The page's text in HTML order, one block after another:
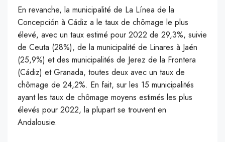
En revanche, la municipalité de La Línea de la
Concepción à Cádiz a le taux de chômage le plus
élevé, avec un taux estimé pour 2022 de 29,3%, suivie
de Ceuta (28%), de la municipalité de Linares à Jaén
(25,9%) et des municipalités de Jerez de la Frontera
(Cádiz) et Granada, toutes deux avec un taux de
chômage de 24,2%. En fait, sur les 15 municipalités
ayant les taux de chômage moyens estimés les plus
élevés pour 2022, la plupart se trouvent en
Andalousie.